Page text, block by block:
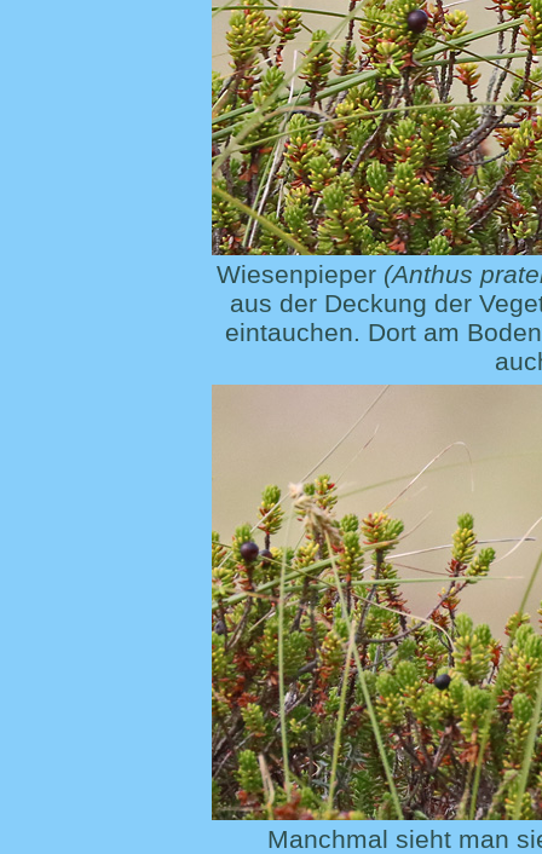
Wiesenpieper (Anthus
aus der Deckung der
eintauchen. Dort am
Manchmal sieht man